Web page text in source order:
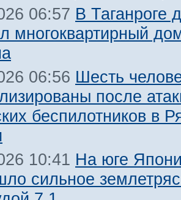
06:57 В Таганроге
многоквартирный
06:56 Шесть
после
беспилотников в
10:41 На юге
сильное